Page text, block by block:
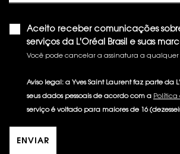
Aceito receber comunicações
serviços da L'Oréal Brasil e suas
Você pode cancelar a assinatura a qualquer
Aviso legal: a Yves Saint Laurent faz parte da
seus dados pessoais de acordo com a Política
serviço é voltado para maiores de 16
ENVIAR